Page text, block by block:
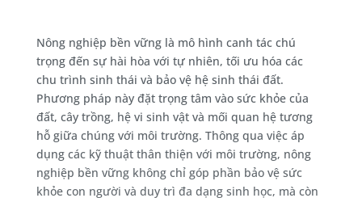
Nông nghiệp bền vững là mô hình canh tác chú
trọng đến sự hài hòa với tự nhiên, tối ưu hóa các
chu trình sinh thái và bảo vệ hệ sinh thái đất.
Phương pháp này đặt trọng tâm vào sức khỏe của
đất, cây trồng, hệ vi sinh vật và mối quan hệ tương
hỗ giữa chúng với môi trường. Thông qua việc áp
dụng các kỹ thuật thân thiện với môi trường, nông
nghiệp bền vững không chỉ góp phần bảo vệ sức
khỏe con người và duy trì đa dạng sinh học, mà còn